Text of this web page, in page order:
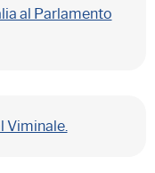
al Parlamento
Viminale.